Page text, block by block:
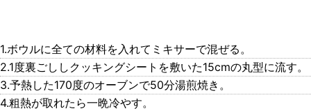
1.ボウルに全ての材料を入れてミキサーで混ぜる。
2.1度裏ごししクッキングシートを敷いた15cmの丸型に流す。
3.予熱した170度のオーブンで50分湯煎焼き。
4.粗熱が取れたら一晩冷やす。